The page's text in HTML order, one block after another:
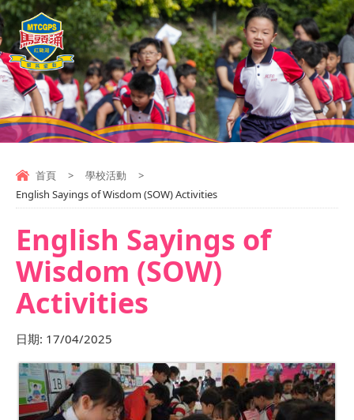
首頁 > 學校活動
>
English Sayings of Wisdom (SOW) Activities
English Sayings of
Wisdom (SOW)
Activities
日期: 17/04/2025